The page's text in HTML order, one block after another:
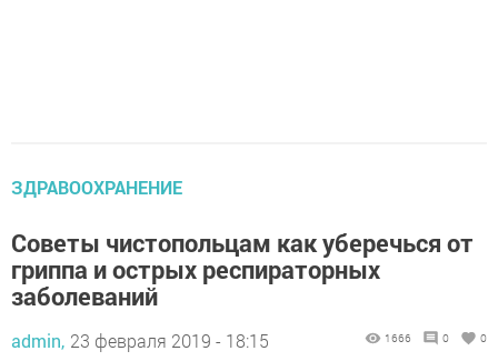
ЗДРАВООХРАНЕНИЕ
Советы чистопольцам как уберечься от
гриппа и острых респираторных
заболеваний
admin, 23 февраля 2019 - 18:15 1666 0 0